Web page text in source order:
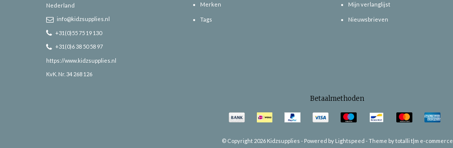
Nederland
info@kidzsupplies.nl
+31(0)55 75 19 130
+31(0)6 38 50 58 97
https://www.kidzsupplies.nl
KvK. Nr. 34 268 126
Merken
Tags
Mijn verlanglijst
Nieuwsbrieven
Betaalmethoden
© Copyright 2026 Kidzsupplies - Powered by Lightspeed -Theme by totalli t|m e-commerce